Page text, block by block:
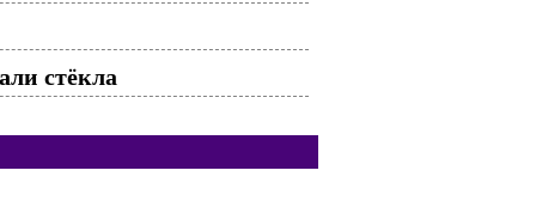
стёкла